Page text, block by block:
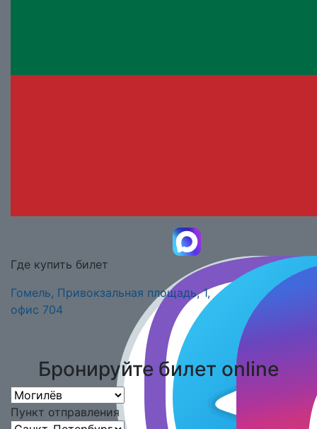
Где купить билет
Гомель, Привокзальная площадь, 1,
офис 704
Бронируйте билет online
Пункт отправления